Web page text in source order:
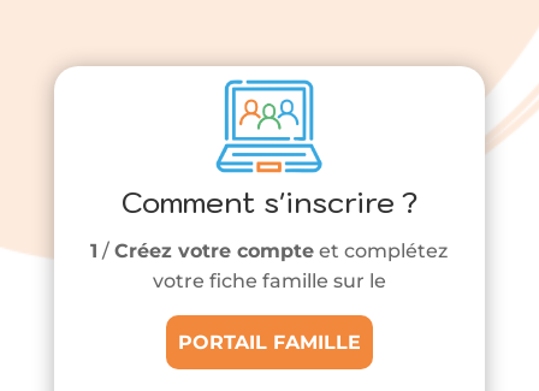
Comment s'inscrire ?
1 /Créez votre compte et complétez
votre fiche famille sur le
PORTAIL FAMILLE